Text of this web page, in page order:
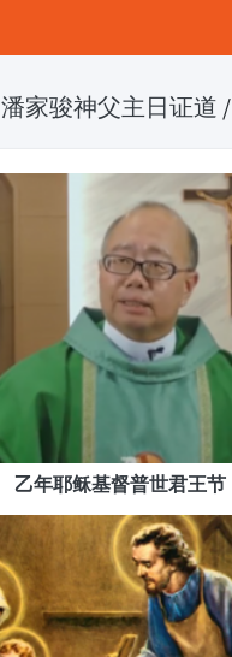
潘家骏神父主日证道 /
乙年耶稣基督普世君王节